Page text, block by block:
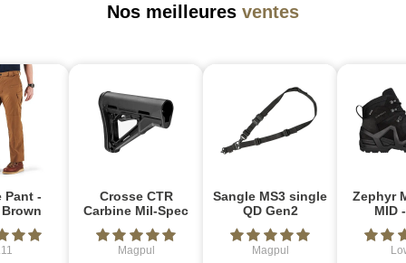
Nos meilleures ventes
Pant -
Crosse CTR
Carbine Mil-Spec
Magpul
Sangle MS3 single
QD Gen2
Magpul
Zephyr
MID